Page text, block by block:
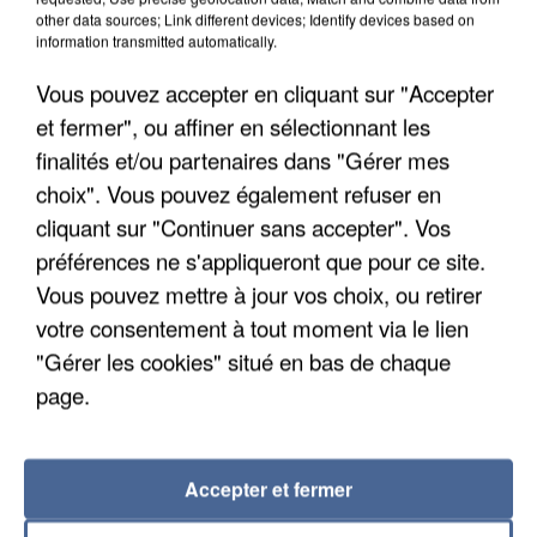
APRÈS TOUTES CES CANICULES, LES REFUGES
DE FAUNE SAUVAGE SONT...
other data sources; Link different devices; Identify devices based on
information transmitted automatically.
Vous pouvez accepter en cliquant sur "Accepter
et fermer", ou affiner en sélectionnant les
finalités et/ou partenaires dans "Gérer mes
choix". Vous pouvez également refuser en
cliquant sur "Continuer sans accepter". Vos
préférences ne s'appliqueront que pour ce site.
Vous pouvez mettre à jour vos choix, ou retirer
votre consentement à tout moment via le lien
"Gérer les cookies" situé en bas de chaque
page.
Accepter et fermer